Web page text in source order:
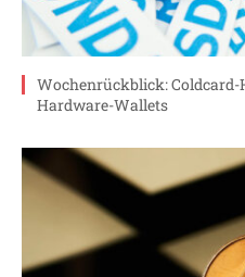
Wochenrückblick:
Hardware-Wallets